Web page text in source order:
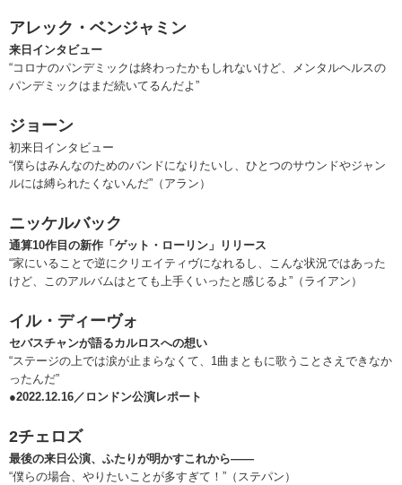
アレック・ベンジャミン
来日インタビュー
“コロナのパンデミックは終わったかもしれないけど、メンタルヘルスの
パンデミックはまだ続いてるんだよ”
ジョーン
初来日インタビュー
“僕らはみんなのためのバンドになりたいし、ひとつのサウンドやジャン
ルには縛られたくないんだ”（アラン）
ニッケルバック
通算10作目の新作「ゲット・ローリン」リリース
“家にいることで逆にクリエイティヴになれるし、こんな状況ではあった
けど、このアルバムはとても上手くいったと感じるよ”（ライアン）
イル・ディーヴォ
セバスチャンが語るカルロスへの想い
“ステージの上では涙が止まらなくて、1曲まともに歌うことさえできなか
ったんだ”
●2022.12.16／ロンドン公演レポート
2チェロズ
最後の来日公演、ふたりが明かすこれから――
“僕らの場合、やりたいことが多すぎて！”（ステパン）